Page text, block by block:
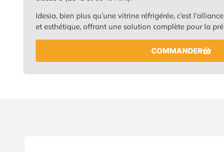
Idesia, bien plus qu’une vitrine réfrigérée, c’est
et esthétique, offrant une solution complète pour la
COMMANDER